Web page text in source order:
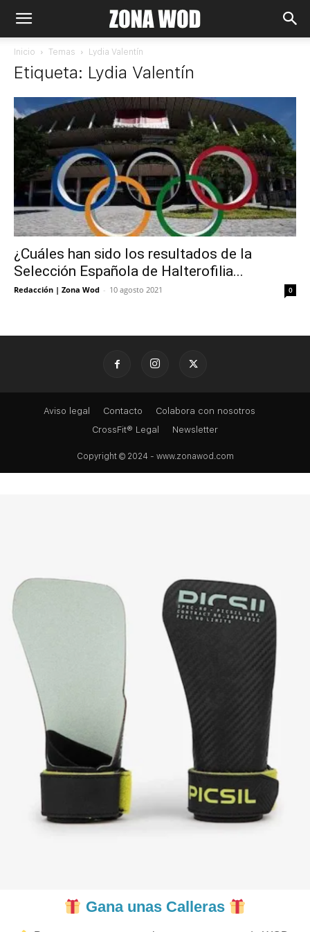
Inicio Temas Lydia Valentín
Etiqueta: Lydia Valentín
¿Cuáles han sido los resultados de la
Selección Española de Halterofilia...
Redacción | Zona Wod - 10 agosto 2021 0
Aviso legal Contacto
Colabora con nosotros
CrossFit® Legal
Newsletter
Copyright © 2024 - www.zonawod.com
Gana unas Calleras